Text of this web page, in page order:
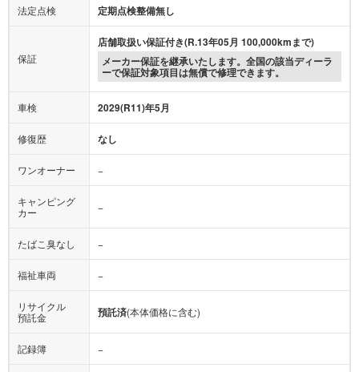
法定点検 定期点検整備無し
保証
店舗取扱い保証付き(R.13年05月 100,000kmまで)
メーカー保証を継承いたします。全国の該当ディーラ
ーで保証対象項目は無償で修理できます。
車検 2029(R11)年5月
修復歴 なし
ワンオーナー −
キャンピング
カー
−
たばこ臭なし −
福祉車両 −
リサイクル
預託金
預託済(本体価格に含む)
記録簿 −